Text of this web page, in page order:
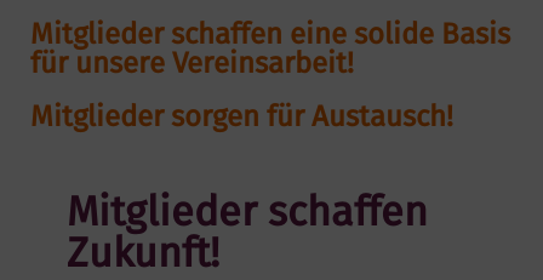
Mitglieder schaffen eine solide Basis
für unsere Vereinsarbeit!
Mitglieder sorgen für Austausch!
Mitglieder schaffen
Zukunft!